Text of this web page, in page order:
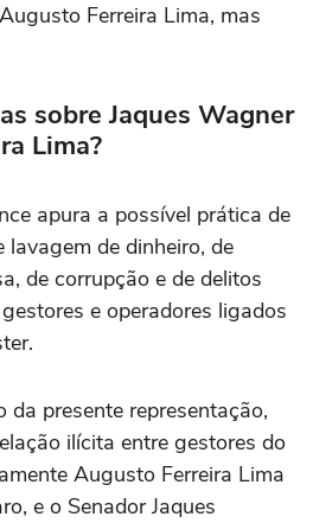
Ferreira Lima, mas
sobre Jaques Wagner
Lima?
apura a possível prática de
lavagem de dinheiro, de
de corrupção e de delitos
e operadores ligados
da presente representação,
ilícita entre gestores do
Augusto Ferreira Lima
e o Senador Jaques